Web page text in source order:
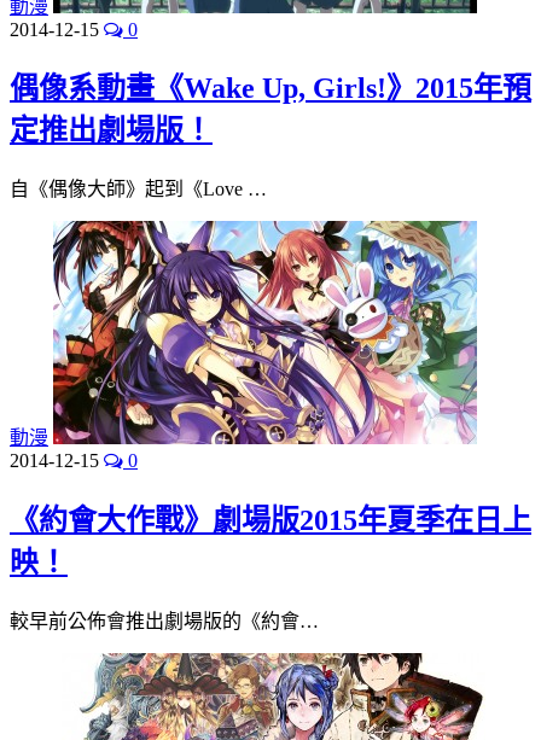
動漫
2014-12-15
0
偶像系動畫《Wake Up, Girls!》2015年預
定推出劇場版！
自《偶像大師》起到《Love …
動漫
2014-12-15
0
《約會大作戰》劇場版2015年夏季在日上
映！
較早前公佈會推出劇場版的《約會…